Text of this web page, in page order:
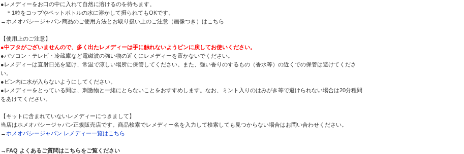
●レメディーをお口の中に入れて自然に溶けるのを待ちます。
＊1粒をコップやペットボトルの水に溶かして摂られてもOKです。
→ホメオパシージャパン商品のご使用方法とお取り扱い上のご注意（画像つき）はこちら
【使用上のご注意】
●中フタがございませんので、多く出たレメディーは手に触れないようビンに戻してお使いください。
●パソコン・テレビ・冷蔵庫など電磁波の強い物の近くにレメディーを置かないでください。
●レメディーは直射日光を避け、常温で涼しい場所に保管してください。また、強い香りのするもの（香水等）の近くでの保管は避けてくださ
い。
●ビン内に水が入らないようにしてください。
●レメディーをとっている間は、刺激物と一緒にとらないことをおすすめします。なお、ミント入りのはみがき等で避けられない場合は20分程間
をあけてください。
【キットに含まれていないレメディーにつきまして】
当店はホメオパシージャパン正規販売店です。商品検索でレメディー名を入力して検索しても見つからない場合はお問い合わせください。
→ ホメオパシージャパン レメディー一覧はこちら
→FAQ よくあるご質問はこちらをご覧ください